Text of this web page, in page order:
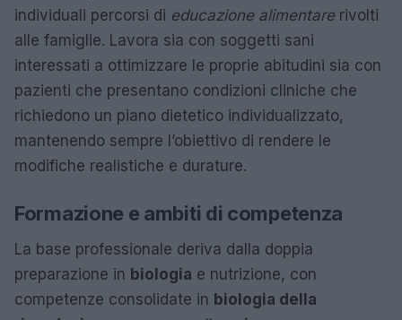
individuali percorsi di educazione alimentarerivolti
alle famiglie. Lavora sia con soggetti sani
interessati a ottimizzare le proprie abitudini sia con
pazienti che presentano condizioni cliniche che
richiedono un piano dietetico individualizzato,
mantenendo sempre l’obiettivo di rendere le
modifiche realistiche e durature.
Formazione e ambiti di competenza
La base professionale deriva dalla doppia
preparazione in biologia e nutrizione, con
competenze consolidate in biologia della